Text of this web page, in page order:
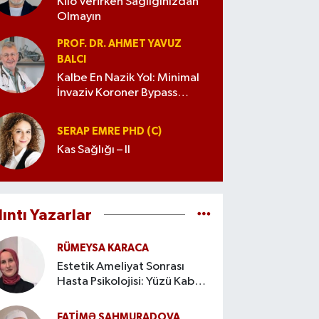
Olmayın
PROF. DR. AHMET YAVUZ
BALCI
Kalbe En Nazik Yol: Minimal
İnvaziv Koroner Bypass
SERAP EMRE PHD (C)
Kas Sağlığı – II
Yazarlar
RÜMEYSA KARACA
Estetik Ameliyat Sonrası
Hasta Psikolojisi: Yüzü Kabul